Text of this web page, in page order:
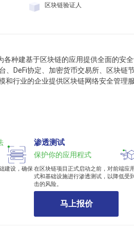
区块链验证人
各种建基于区块链的应用提供全面的安
、DeFi协定、加密货币交易所、区块链
和行业的企业提供区块链网络安全管理
建设，确保
渗透测试
保护你的应用程式
在区块链项目正式启动之前，对前端应
式和基础设施进行渗透测试，以降低受
击的风险。
马上报价